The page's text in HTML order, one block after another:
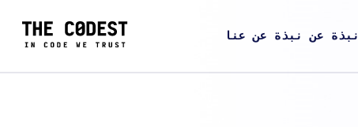
نبذة عن نبذة عن عنا